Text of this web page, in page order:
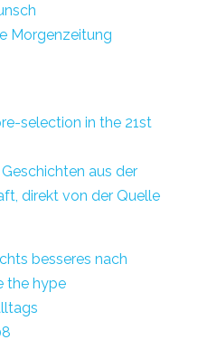
Morgenzeitung
selection in the 21st
aus der
direkt von der Quelle
besseres nach
the hype